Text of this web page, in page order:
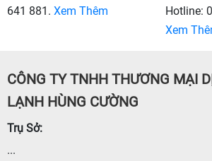
641 881. Xem Thêm
Hotline:
Xem
CÔNG TY TNHH THƯƠNG MẠI
LẠNH HÙNG CƯỜNG
Trụ Sở:
...